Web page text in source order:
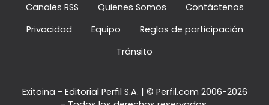
Canales RSS Quienes Somos
Contáctenos
Privacidad
Equipo
Reglas de participación
Tránsito
Exitoina - Editorial Perfil S.A. | © Perfil.com 2006-2026